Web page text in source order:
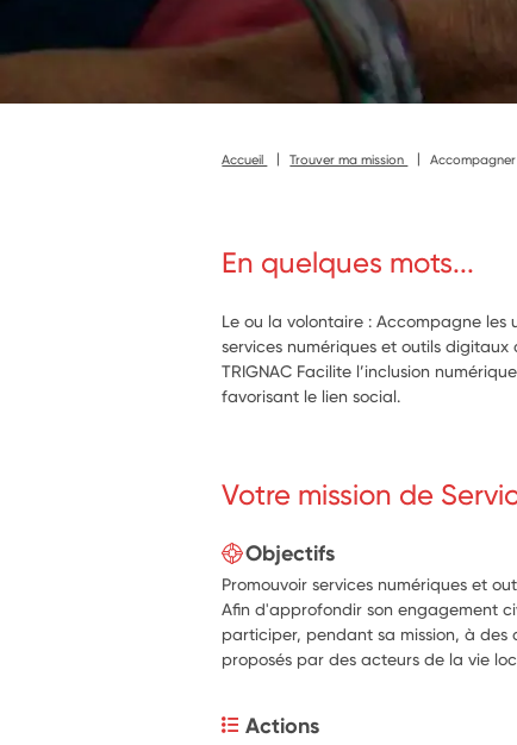
Accueil Trouver ma mission Accompagner
En quelques mots...
Le ou la volontaire : Accompagne les
services numériques et outils digitaux
TRIGNAC Facilite l’inclusion
favorisant le lien social.
Votre mission de
Objectifs
Promouvoir services numériques et
Afin d'approfondir son engagement
participer, pendant sa mission, à des
proposés par des acteurs de la vie
Actions